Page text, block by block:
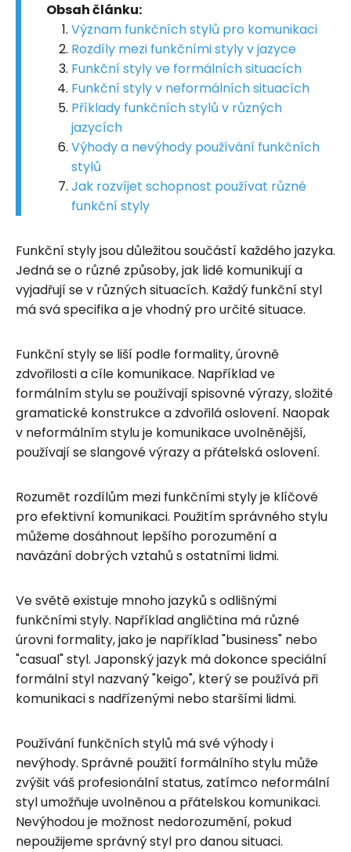
Obsah článku:
Význam funkčních stylů pro komunikaci
Rozdíly mezi funkčními styly v jazyce
Funkční styly ve formálních situacích
Funkční styly v neformálních situacích
Příklady funkčních stylů v různých
jazycích
Výhody a nevýhody používání funkčních
stylů
Jak rozvíjet schopnost používat různé
funkční styly
Funkční styly jsou důležitou součástí každého jazyka.
Jedná se o různé způsoby, jak lidé komunikují a
vyjadřují se v různých situacích. Každý funkční styl
má svá specifika a je vhodný pro určité situace.
Funkční styly se liší podle formality, úrovně
zdvořilosti a cíle komunikace. Například ve
formálním stylu se používají spisovné výrazy, složité
gramatické konstrukce a zdvořilá oslovení. Naopak
v neformálním stylu je komunikace uvolněnější,
používají se slangové výrazy a přátelská oslovení.
Rozumět rozdílům mezi funkčními styly je klíčové
pro efektivní komunikaci. Použitím správného stylu
můžeme dosáhnout lepšího porozumění a
navázání dobrých vztahů s ostatními lidmi.
Ve světě existuje mnoho jazyků s odlišnými
funkčními styly. Například angličtina má různé
úrovni formality, jako je například "business" nebo
"casual" styl. Japonský jazyk má dokonce speciální
formální styl nazvaný "keigo", který se používá při
komunikaci s nadřízenými nebo staršími lidmi.
Používání funkčních stylů má své výhody i
nevýhody. Správné použití formálního stylu může
zvýšit váš profesionální status, zatímco neformální
styl umožňuje uvolněnou a přátelskou komunikaci.
Nevýhodou je možnost nedorozumění, pokud
nepoužijeme správný styl pro danou situaci.